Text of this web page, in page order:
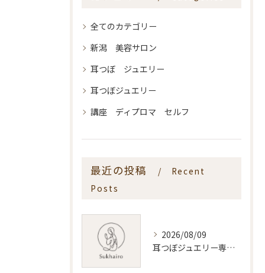
全てのカテゴリー
新潟 美容サロン
耳つぼ ジュエリー
耳つぼジュエリー
講座 ディプロマ セルフ
最近の投稿
Recent
Posts
2026/08/09
耳つぼジュエリー専門ショップの選び方と安心して通う新潟県のポイント